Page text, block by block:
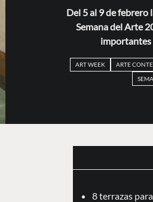
Del 5 al 9 de febrero
Semana del Arte
importantes
ART WEEK ARTE
8 terrazas